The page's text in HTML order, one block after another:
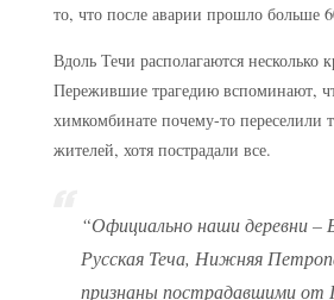
то, что после аварии прошло больше
Вдоль Течи располагаются несколько
Пережившие трагедию вспоминают,
химкомбинате почему-то переселили
жителей, хотя пострадали все.
“Официально наши деревни –
Русская Теча, Нижняя
признаны пострадавшими